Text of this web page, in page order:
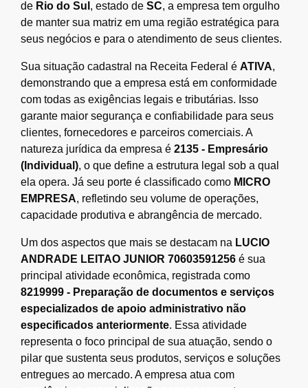
de Rio do Sul , estado de SC, a empresa tem orgulho
de manter sua matriz em uma região estratégica para
seus negócios e para o atendimento de seus clientes.
Sua situação cadastral na Receita Federal é ATIVA,
demonstrando que a empresa está em conformidade
com todas as exigências legais e tributárias. Isso
garante maior segurança e confiabilidade para seus
clientes, fornecedores e parceiros comerciais. A
natureza jurídica da empresa é 2135 - Empresário
(Individual), o que define a estrutura legal sob a qual
ela opera. Já seu porte é classificado como MICRO
EMPRESA, refletindo seu volume de operações,
capacidade produtiva e abrangência de mercado.
Um dos aspectos que mais se destacam na LUCIO
ANDRADE LEITAO JUNIOR 70603591256 é sua
principal atividade econômica, registrada como
8219999 - Preparação de documentos e serviços
especializados de apoio administrativo não
especificados anteriormente. Essa atividade
representa o foco principal de sua atuação, sendo o
pilar que sustenta seus produtos, serviços e soluções
entregues ao mercado. A empresa atua com